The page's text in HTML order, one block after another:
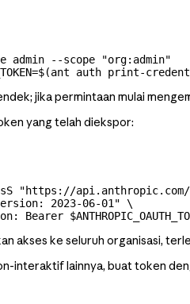
admin --scope "org:admin"
=$(ant auth print-
jika permintaan mulai
yang telah diekspor:
"https://api.anthropic.com/
2023-06-01" \
Bearer
akses ke seluruh organisasi,
interaktif lainnya, buat token